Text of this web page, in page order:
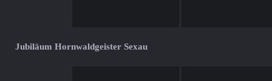
Jubiläum Hornwaldgeister Sexau